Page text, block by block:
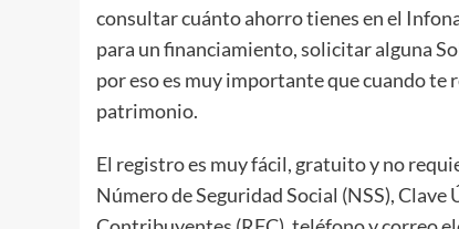
consultar cuánto ahorro tienes en el
para un financiamiento, solicitar alguna
por eso es muy importante que cuando te
patrimonio.
El registro es muy fácil, gratuito y no
Número de Seguridad Social (NSS),